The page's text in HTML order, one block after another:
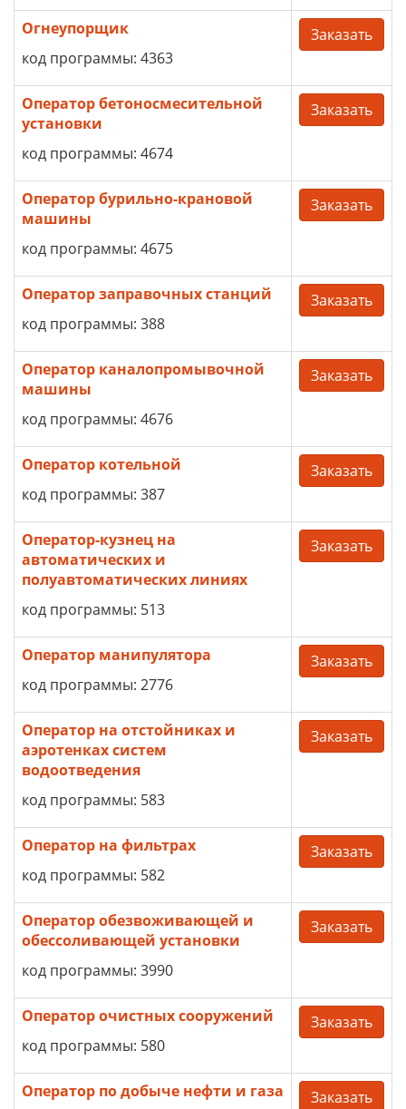
Огнеупорщик
код программы: 4363
Заказать
Оператор бетоносмесительной
установки
код программы: 4674
Заказать
Оператор бурильно-крановой
машины
код программы: 4675
Заказать
Оператор заправочных станций
код программы: 388
Заказать
Оператор каналопромывочной
машины
код программы: 4676
Заказать
Оператор котельной
код программы: 387
Заказать
Оператор-кузнец на
автоматических и
полуавтоматических линиях
код программы: 513
Заказать
Оператор манипулятора
код программы: 2776
Заказать
Оператор на отстойниках и
аэротенках систем
водоотведения
код программы: 583
Заказать
Оператор на фильтрах
код программы: 582
Заказать
Оператор обезвоживающей и
обессоливающей установки
код программы: 3990
Заказать
Оператор очистных сооружений
код программы: 580
Заказать
Оператор по добыче нефти и газа
Заказать